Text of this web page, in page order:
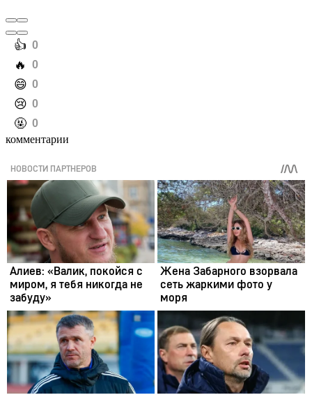
️👍 0
️🔥 0
️😄 0
️😢 0
️🤬 0
комментарии